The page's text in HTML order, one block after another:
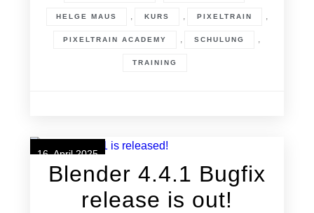
HELGE MAUS , KURS , PIXELTRAIN ,
PIXELTRAIN ACADEMY , SCHULUNG ,
TRAINING
16. April 2025
Blender 4.4.1 Bugfix
release is out!